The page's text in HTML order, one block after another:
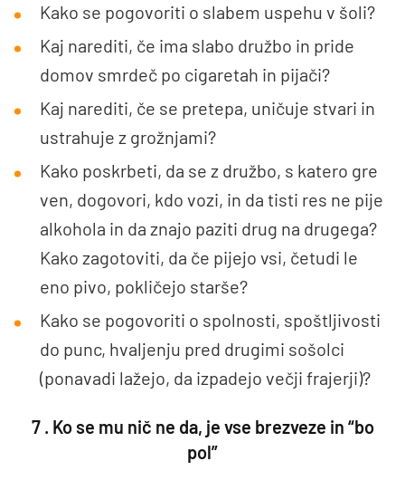
Kako se pogovoriti o slabem uspehu v šoli?
Kaj narediti, če ima slabo družbo in pride
domov smrdeč po cigaretah in pijači?
Kaj narediti, če se pretepa, uničuje stvari in
ustrahuje z grožnjami?
Kako poskrbeti, da se z družbo, s katero gre
ven, dogovori, kdo vozi, in da tisti res ne pije
alkohola in da znajo paziti drug na drugega?
Kako zagotoviti, da če pijejo vsi, četudi le
eno pivo, pokličejo starše?
Kako se pogovoriti o spolnosti, spoštljivosti
do punc, hvaljenju pred drugimi sošolci
(ponavadi lažejo, da izpadejo večji frajerji)?
7 . Ko se mu nič ne da, je vse brezveze in “bo
pol”